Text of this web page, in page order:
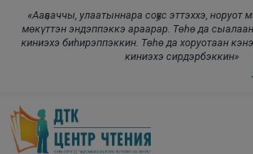
«Ааҕааччы, улаатыннара соҕус эттэххэ, норуот
мөкүттэн эндэппэккэ араарар. Төһө да
киниэхэ биһирэппэккин. Төһө да хоруотаан
киниэхэ сирдэрбэккин»
Skip to main content